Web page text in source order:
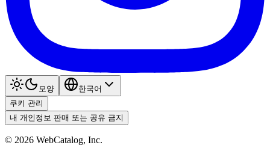
모양
한국어
쿠키 관리
내 개인정보 판매 또는 공유 금지
© 2026 WebCatalog, Inc.